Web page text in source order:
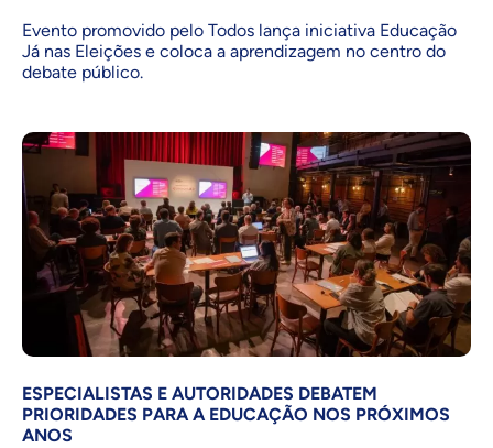
Evento promovido pelo Todos lança iniciativa Educação
Já nas Eleições e coloca a aprendizagem no centro do
debate público.
ESPECIALISTAS E AUTORIDADES DEBATEM
PRIORIDADES PARA A EDUCAÇÃO NOS PRÓXIMOS
ANOS